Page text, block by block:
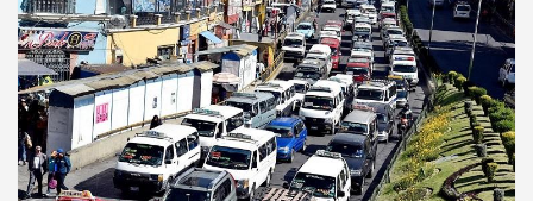
e
m
e
n
t
: